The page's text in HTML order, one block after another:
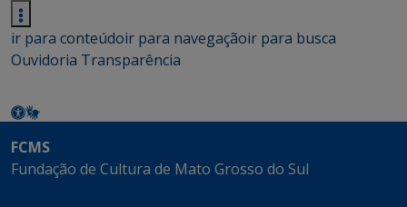
ir para conteúdoir para navegaçãoir para busca
Ouvidoria Transparência
FCMS
Fundação de Cultura de Mato Grosso do Sul